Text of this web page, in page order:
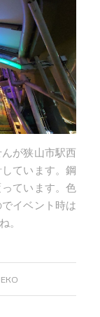
が狭山市駅西
ています。鋼
ています。色
イベント時は
。